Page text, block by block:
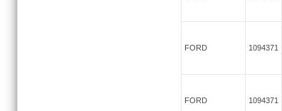
FORD 1094371
FORD 1094371